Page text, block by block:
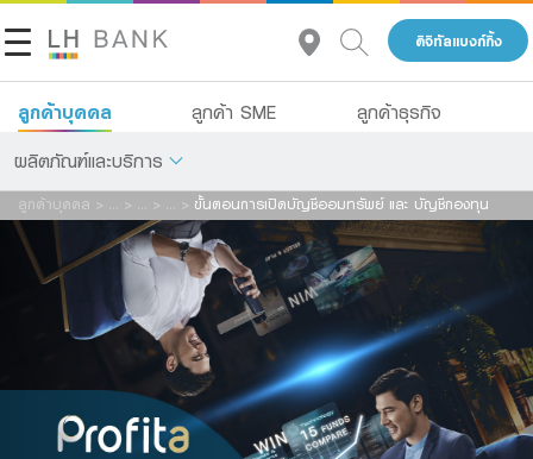
ดิจิทัลแบงก์กิ้ง
ลูกค้าบุคคล ลูกค้า SME ลูกค้าธุรกิจ
ผลิตภัณฑ์และบริการ
เกี่ยวกับเรา
นักลงทุนสัมพันธ์
ติดต่อเรา
กลุ่มธุรกิจทางการเงินแลนด์ แอนด์ เฮ้าส์
เงินฝาก
สินเชื่อ
ประกัน
การลงทุน
บริการ
ลูกค้าบุคคล > > > > ขั้นตอนการเปิดบัญชีออมทรัพย์ และ บัญชีกองทุน